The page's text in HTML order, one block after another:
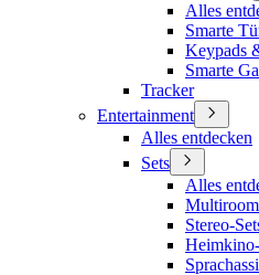
Alles
Smarte
Keypads
Smarte
Tracker
Entertainment
Alles entdecken
Sets
Alles
Stereo-